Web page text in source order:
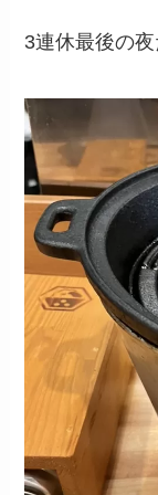
3連休最後の